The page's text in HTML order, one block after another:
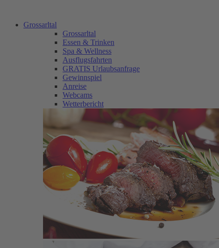
Grossarltal
Grossarltal
Essen & Trinken
Spa & Wellness
Ausflugsfahrten
GRATIS Urlaubsanfrage
Gewinnspiel
Anreise
Webcams
Wetterbericht